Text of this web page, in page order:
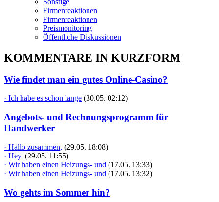
Firmenreaktionen
Firmenreaktionen
Preismonitoring
Öffentliche Diskussionen
KOMMENTARE IN KURZFORM
Wie findet man ein gutes Online-Casino?
· Ich habe es schon lange (30.05. 02:12)
Angebots- und Rechnungsprogramm für
Handwerker
· Hallo zusammen, (29.05. 18:08)
· Hey, (29.05. 11:55)
· Wir haben einen Heizungs- und (17.05. 13:33)
· Wir haben einen Heizungs- und (17.05. 13:32)
Wo gehts im Sommer hin?